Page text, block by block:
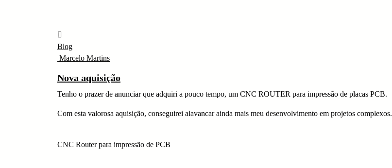
Blog
Marcelo Martins
Nova aquisição
Tenho o prazer de anunciar que adquiri a pouco tempo, um CNC ROUTER para impressão de placas PCB.
Com esta valorosa aquisição, conseguirei alavancar ainda mais meu desenvolvimento em projetos complexos.
CNC Router para impressão de PCB